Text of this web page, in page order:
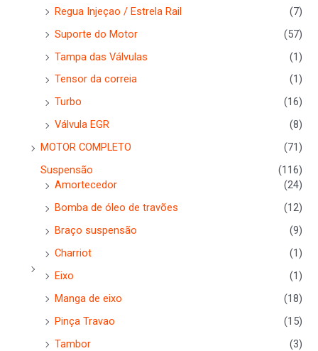
Regua Injeçao / Estrela Rail
(7)
Suporte do Motor
(57)
Tampa das Válvulas
(1)
Tensor da correia
(1)
Turbo
(16)
Válvula EGR
(8)
MOTOR COMPLETO
(71)
Suspensão
(116)
Amortecedor
(24)
Bomba de óleo de travões
(12)
Braço suspensão
(9)
Charriot
(1)
Eixo
(1)
Manga de eixo
(18)
Pinça Travao
(15)
Tambor
(3)